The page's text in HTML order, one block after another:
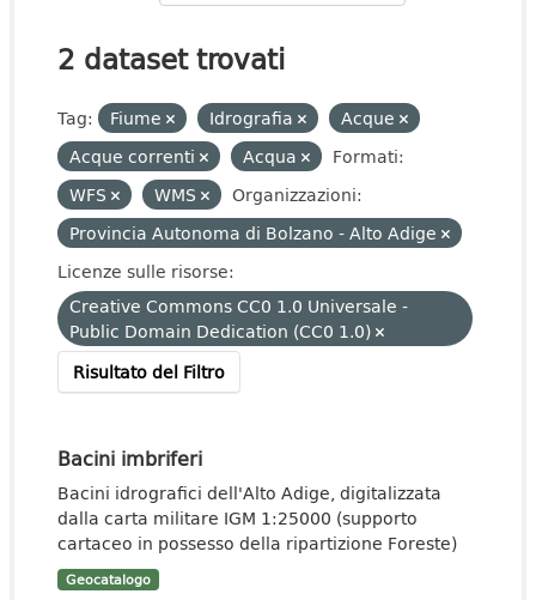
2 dataset trovati
Tag: Fiume Idrografia
Acque
Acque correnti
Acqua
Formati:
WFS
WMS
Organizzazioni:
Provincia Autonoma di Bolzano - Alto Adige
Licenze sulle risorse:
Creative Commons CC0 1.0 Universale -
Public Domain Dedication (CC0 1.0)
Risultato del Filtro
Bacini imbriferi
Bacini idrografici dell'Alto Adige, digitalizzata
dalla carta militare IGM 1:25000 (supporto
cartaceo in possesso della ripartizione Foreste)
Geocatalogo